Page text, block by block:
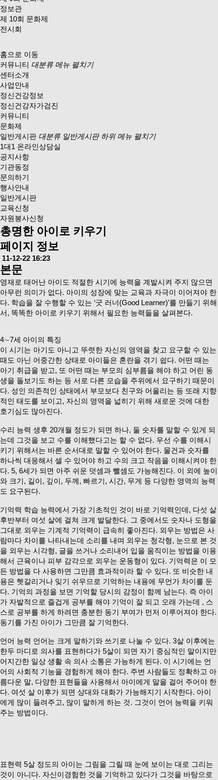
정보관
제 10회 문화제
전시회
홈으로 이동
커뮤니티 대분류 메뉴 펼치기
센터소개
사업안내
정신건강정보
정신건강자가검진
커뮤니티
문화제
일반게시판 대분류 일반게시판 하위 메뉴 펼치기
1대1 온라인상담실
공지사항
기관동정
문의하기
행사안내
일반게시판
교육신청
자원봉사신청
총명한 아이로 키우기
페이지 정보
11-12-22 16:23
본문
영재로 태어난 아이도 적절한 시기에 능력을 계발시켜 주지 않으면
아무런 의미가 없다. 아이의 성장에 맞는 교육과 자극이 이어져야 한
다. 학습을 잘 수행할 수 있는 ‘굿 러너(Good Learner)’를 만들기 위해
서, 똑똑한 아이로 키우기 위해서 필요한 능력들을 살펴본다.
4∼7세 아이의 특징
이 시기는 아기도 아니고 뚜렷한 자신의 영역을 찾고 요구할 수 있는
때도 아닌 어중간한 상태로 아이들은 혼란을 겪기 쉽다. 어떤 때는
아기 취급을 받고, 또 어떤 때는 부모의 심부름을 해야 하고 어린 동
생을 돌보기도 하는 등 서로 다른 모습을 주위에서 요구하기 때문이
다. 성인 의존적인 상태에서 부모보다 친구와 어울리는 등 또래 지향
적인 태도를 보이고, 자신의 영역을 넓히기 위해 새로운 것에 대한
호기심도 많아진다.
수리 능력 생후 20개월 정도가 되면 하나, 둘 숫자를 말할 수 있게 되
는데 그것을 보고 수를 이해했다고는 할 수 없다. 우선 수를 이해시
키기 위해서는 바른 순서대로 말할 수 있어야 한다. 물건과 숫자를
하나씩 대응해서 셀 수 있어야 하고 수의 크고 작음을 이해시켜야 한
다. 5, 6세가 되면 아주 쉬운 덧셈과 뺄셈도 가능해진다. 이 외에 높이
와 크기, 길이, 깊이, 두께, 빠르기, 시간, 무게 등 다양한 영역의 능력
도 요구된다.
기억력 학습 능력에서 가장 기초적인 것이 바로 기억력인데, 다섯 살
후반부터 여섯 살에 걸쳐 크게 발달한다. 그 중에서도 숫자나 도형을
그대로 외우는 기계적 기억력이 급속히 좋아진다. 외우는 방법은 사
람마다 차이를 나타내는데 소리를 내며 외우는 청각형, 눈으로 본 것
을 외우는 시각형, 글을 쓰거나 소리내어 입을 움직이는 방법을 이용
해서 근육이나 피부 감각으로 외우는 운동형이 있다. 기억력은 이 모
든 방법을 다 사용하면 그만큼 효과적이라 할 수 있다. 또 비슷한 내
용은 헷갈리거나 잊기 쉬우므로 기억하는 내용에 무언가 차이를 둔
다. 기억의 과정을 보면 기억할 당시의 감정이 함께 남는다. 즉 아이
가 자발적으로 즐겁게 공부를 해야 기억이 잘 되고 오래 가는데 , 스
스로 공부를 하게 하려면 충분한 동기 부여가 먼저 이루어져야 한다.
동기를 가진 아이가 그만큼 잘 기억한다.
언어 능력 언어는 크게 말하기와 쓰기로 나눌 수 있다. 3살 이후에는
한두 마디로 의사를 표현하다가 5살이 되면 자기 중심적인 말이지만
어지간한 일상 생활 속 의사 소통은 가능하게 된다. 이 시기에는 언
어의 사회적 기능을 경험하게 해야 한다. 주변 사람들도 정확하고 아
름다운 말, 다양한 표현들을 사용해서 아이에게 말을 걸어 주어야 한
다. 여섯 살 이후가 되면 상대와 대화가 가능해지기 시작한다. 아이
에게 많이 들려주고, 많이 말하게 하는 것. 그것이 언어 능력을 키워
주는 방법이다.
표현력 5살 정도의 아이는 그림을 그릴 때 눈에 보이는 대로 그리는
것이 아니다. 자신이경험한 것을 기억하고 있다가 그것을 바탕으로